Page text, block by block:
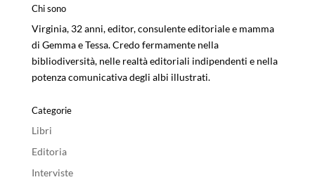
Chi sono
Virginia, 32 anni, editor, consulente editoriale e mamma
di Gemma e Tessa. Credo fermamente nella
bibliodiversità, nelle realtà editoriali indipendenti e nella
potenza comunicativa degli albi illustrati.
Categorie
Libri
Editoria
Interviste